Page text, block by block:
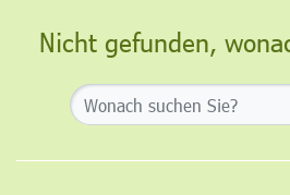
Nicht gefunden,